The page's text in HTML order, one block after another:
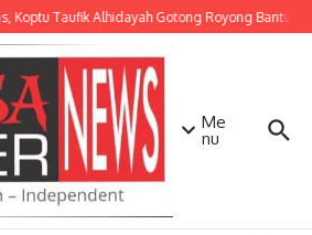
Koptu Taufik Alhidayah Gotong Royong Bantu
Me
nu